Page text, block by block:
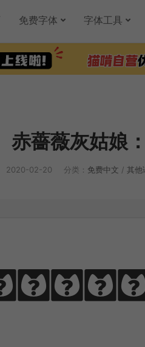
免费字体 字体工具
赤薔薇灰姑娘
2020-02-20 分类： 免费中文 / 其他
长，啃